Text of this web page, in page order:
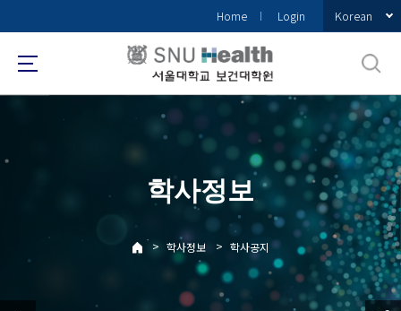
로
메
Home Login Korean
학사정보
> 학사정보 > 학사공지